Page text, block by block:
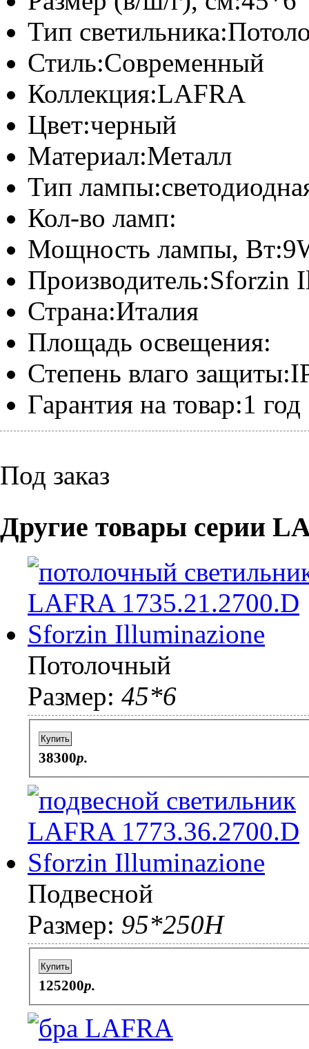
Тип светильника:
Стиль:Современный
Коллекция:LAFRA
Цвет:черный
Материал:Металл
Тип лампы:
Кол-во ламп:
Мощность лампы, Вт:
Производитель:Sforzin
Страна:Италия
Площадь освещения:
Степень влаго защиты:
Гарантия на товар:1 год
Под заказ
Другие товары серии
Потолочный
Размер: 45*6
Купить
38300p.
Подвесной
Размер: 95*250H
Купить
125200p.